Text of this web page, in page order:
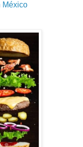
México